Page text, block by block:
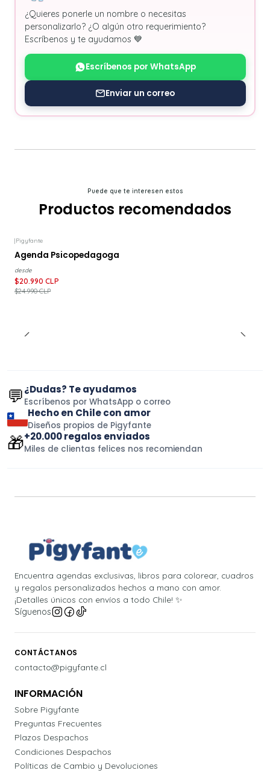
¿Quieres ponerle un nombre o necesitas
personalizarlo? ¿O algún otro requerimiento?
Escríbenos y te ayudamos 💙
Escríbenos por WhatsApp
Enviar un correo
Puede que te interesen estos
Productos recomendados
-16%DESCUENTO
|Pigyfante
Agenda Psicopedagoga
desde
$20.990 CLP
$24.990 CLP
💬¿Dudas? Te ayudamos
Escríbenos por WhatsApp o correo
Hecho en Chile con amor
Diseños propios de Pigyfante
🎁+20.000 regalos enviados
Miles de clientas felices nos recomiendan
Encuentra agendas exclusivas, libros para colorear, cuadros
y regalos personalizados hechos a mano con amor.
¡Detalles únicos con envíos a todo Chile! ✨
Síguenos
CONTÁCTANOS
contacto@pigyfante.cl
INFORMACIÓN
Sobre Pigyfante
Preguntas Frecuentes
Plazos Despachos
Condiciones Despachos
Políticas de Cambio y Devoluciones